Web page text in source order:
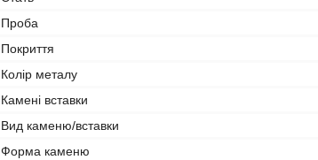
Проба
Покриття
Колір металу
Камені вставки
Вид каменю/вставки
Форма каменю